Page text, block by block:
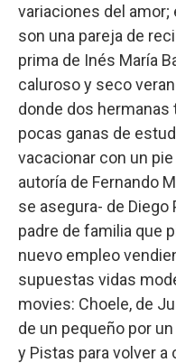
variaciones del
son una pareja de
prima de Inés María
caluroso y seco
donde dos hermanas
pocas ganas de
vacacionar con un
autoría de Fernando
se asegura- de Diego
padre de familia que
nuevo empleo
supuestas vidas
movies: Choele, de
de un pequeño por
y Pistas para volver a